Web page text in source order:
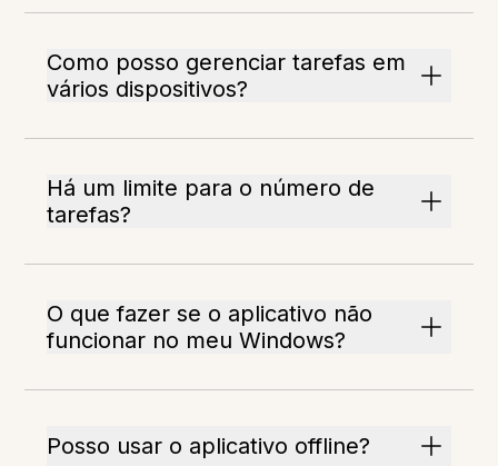
Como posso gerenciar tarefas em
vários dispositivos?
Há um limite para o número de
tarefas?
O que fazer se o aplicativo não
funcionar no meu Windows?
Posso usar o aplicativo offline?